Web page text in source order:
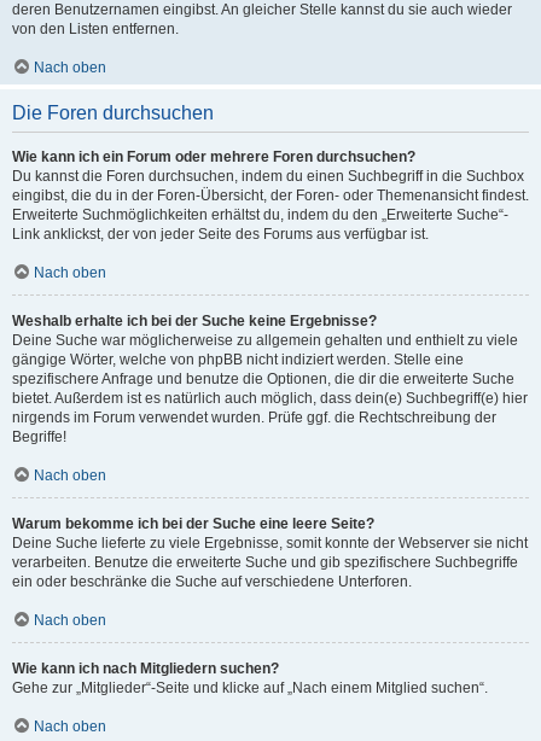
deren Benutzernamen eingibst. An gleicher Stelle kannst du sie auch wieder
von den Listen entfernen.
Nach oben
Die Foren durchsuchen
Wie kann ich ein Forum oder mehrere Foren durchsuchen?
Du kannst die Foren durchsuchen, indem du einen Suchbegriff in die Suchbox
eingibst, die du in der Foren-Übersicht, der Foren- oder Themenansicht findest.
Erweiterte Suchmöglichkeiten erhältst du, indem du den „Erweiterte Suche“-
Link anklickst, der von jeder Seite des Forums aus verfügbar ist.
Nach oben
Weshalb erhalte ich bei der Suche keine Ergebnisse?
Deine Suche war möglicherweise zu allgemein gehalten und enthielt zu viele
gängige Wörter, welche von phpBB nicht indiziert werden. Stelle eine
spezifischere Anfrage und benutze die Optionen, die dir die erweiterte Suche
bietet. Außerdem ist es natürlich auch möglich, dass dein(e) Suchbegriff(e) hier
nirgends im Forum verwendet wurden. Prüfe ggf. die Rechtschreibung der
Begriffe!
Nach oben
Warum bekomme ich bei der Suche eine leere Seite?
Deine Suche lieferte zu viele Ergebnisse, somit konnte der Webserver sie nicht
verarbeiten. Benutze die erweiterte Suche und gib spezifischere Suchbegriffe
ein oder beschränke die Suche auf verschiedene Unterforen.
Nach oben
Wie kann ich nach Mitgliedern suchen?
Gehe zur „Mitglieder“-Seite und klicke auf „Nach einem Mitglied suchen“.
Nach oben